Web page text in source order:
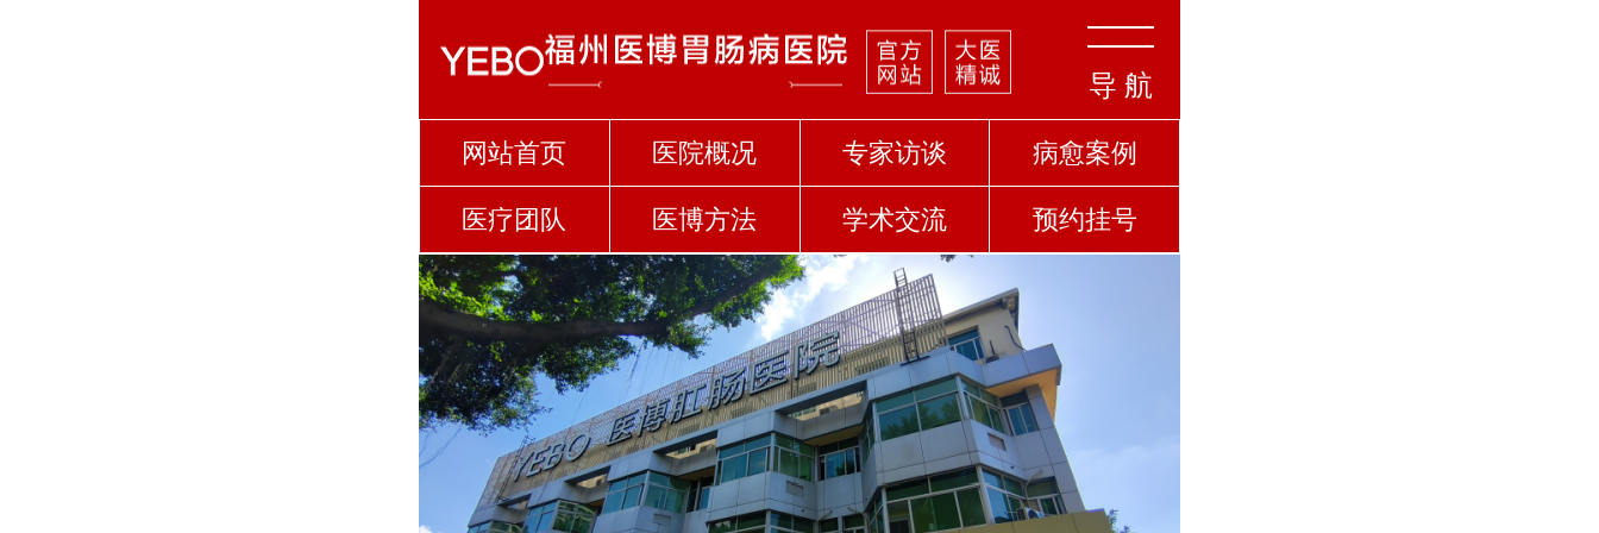
导 航
网站首页 医院概况 专家访谈 病愈案例
医疗团队 医博方法 学术交流 预约挂号